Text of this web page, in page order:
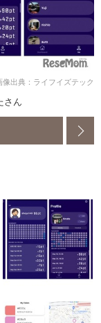
像出典：ライフイズテック
さん